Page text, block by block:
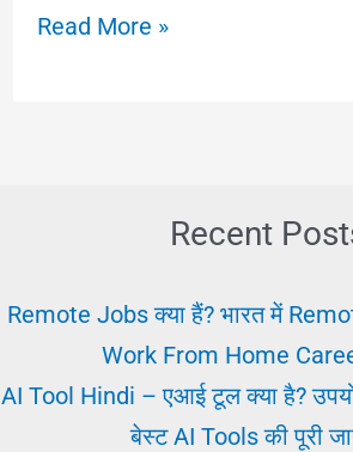
Motivational
लिए
मोटिवेशन
Read More »
Recent
Remote Jobs क्या हैं? भारत में
Work From Home
AI Tool Hindi – एआई टूल क्या है?
बेस्ट AI Tools की पूरी